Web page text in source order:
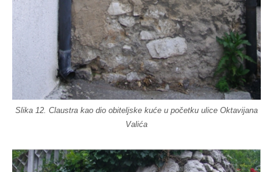
Slika 12. Claustra kao dio obiteljske kuće u početku ulice Oktavijana
Valića